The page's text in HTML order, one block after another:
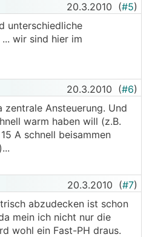
20.3.2010 (#5)
unterschiedliche
wir sind hier im
20.3.2010 (#6)
Ansteuerung. Und
warm haben will (z.B.
A schnell beisammen
20.3.2010 (#7)
abzudecken ist schon
mein ich nicht nur die
wohl ein Fast-PH draus.